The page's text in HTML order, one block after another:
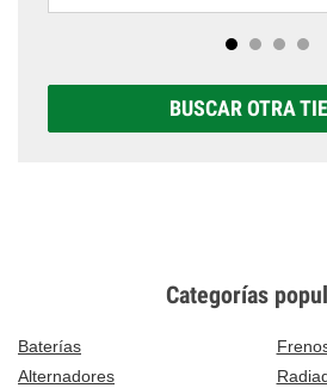
BUSCAR OTRA
Categorías
Baterías
Alternadores